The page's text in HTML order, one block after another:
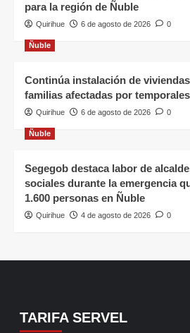
para la región de Ñuble
Quirihue 6 de agosto de 2026 0
Ñuble
Continúa instalación de
familias afectadas por
Quirihue 6 de agosto de 2026 0
Ñuble
Segegob destaca labor de
sociales durante la emergencia
1.600 personas en Ñuble
Quirihue 4 de agosto de 2026 0
TARIFA SERVEL